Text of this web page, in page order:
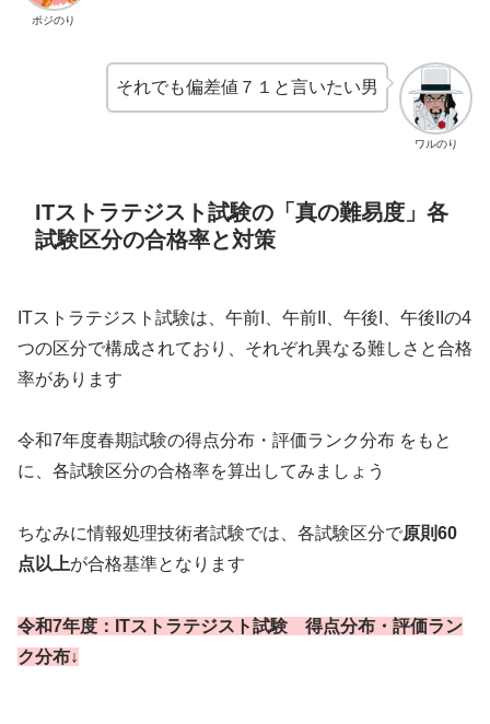
ポジのり
ワルのり
それでも偏差値７１と言いたい男
ITストラテジスト試験の「真の難易度」各
試験区分の合格率と対策
ITストラテジスト試験は、午前I、午前II、午後I、午後IIの4
つの区分で構成されており、それぞれ異なる難しさと合格
率があります
令和7年度春期試験の得点分布・評価ランク分布 をもと
に、各試験区分の合格率を算出してみましょう
ちなみに情報処理技術者試験では、各試験区分で原則60
点以上が合格基準となります
令和7年度：ITストラテジスト試験 得点分布・評価ラン
ク分布↓